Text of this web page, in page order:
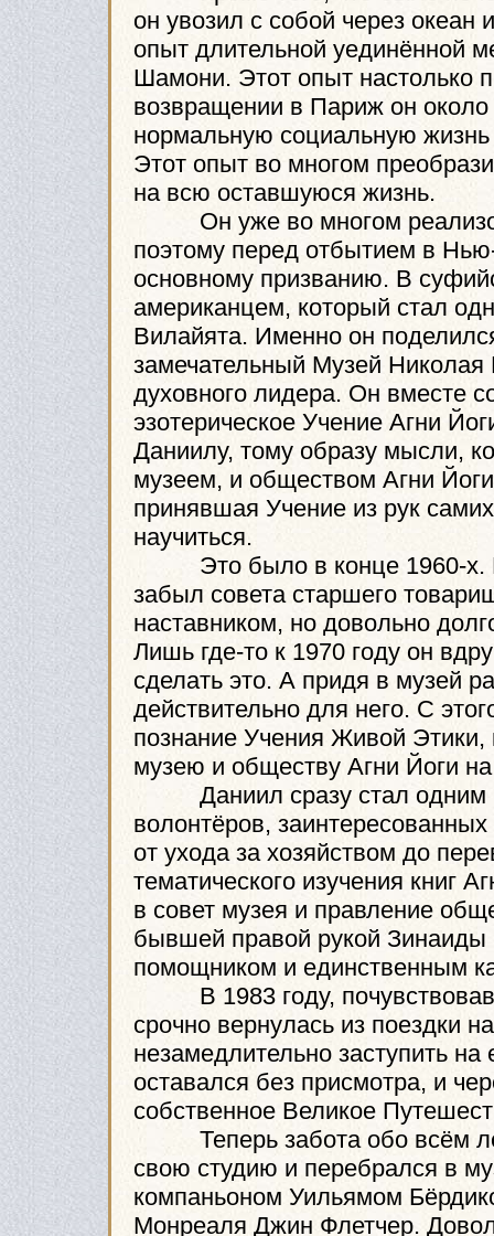
он увозил с собой через
опыт длительной уединённой
Шамони. Этот опыт настолько
возвращении в Париж он около
нормальную социальную
Этот опыт во многом
на всю оставшуюся жизнь.
Он уже во многом
поэтому перед отбытием в
основному призванию. В
американцем, который стал
Вилайята. Именно он
замечательный Музей Николая
духовного лидера. Он вместе
эзотерическое Учение Агни
Даниилу, тому образу мысли,
музеем, и обществом Агни
принявшая Учение из рук
научиться.
Это было в конце 1960-х.
забыл совета старшего
наставником, но довольно
Лишь где-то к 1970 году он
сделать это. А придя в музей
действительно для него. С
познание Учения Живой
музею и обществу Агни Йоги
Даниил сразу стал одним
волонтёров,
от ухода за хозяйством до
тематического изучения книг
в совет музея и правление
бывшей правой рукой Зинаиды
помощником и единственным
В 1983 году, почувствовав
срочно вернулась из поездки
незамедлительно заступить
оставался без присмотра, и
собственное Великое
Теперь забота обо всём
свою студию и перебрался в
компаньоном Уильямом
Монреаля Джин Флетчер.